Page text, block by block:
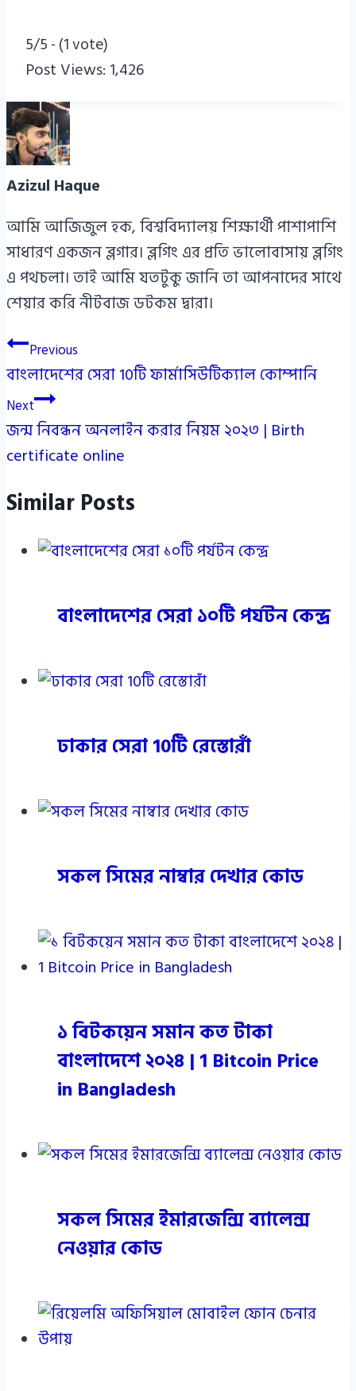
5/5 - (1 vote)
Post Views: 1,426
Azizul Haque
আমি আজিজুল হক, বিশ্ববিদ্যালয় শিক্ষার্থী পাশাপাশি
সাধারণ একজন ব্লগার। ব্লগিং এর প্রতি ভালোবাসায় ব্লগিং
এ পথচলা। তাই আমি যতটুকু জানি তা আপনাদের সাথে
শেয়ার করি নীটবাজ ডটকম দ্বারা।
Post
navigation
Previous
বাংলাদেশের সেরা 10টি ফার্মাসিউটিক্যাল কোম্পানি
Next
জন্ম নিবন্ধন অনলাইন করার নিয়ম ২০২৩ | Birth
certificate online
Similar Posts
বাংলাদেশের সেরা ১০টি পর্যটন কেন্দ্র
ঢাকার সেরা 10টি রেস্তোরাঁ
সকল সিমের নাম্বার দেখার কোড
১ বিটকয়েন সমান কত টাকা
বাংলাদেশে ২০২৪ | 1 Bitcoin Price
in Bangladesh
সকল সিমের ইমারজেন্সি ব্যালেন্স
নেওয়ার কোড